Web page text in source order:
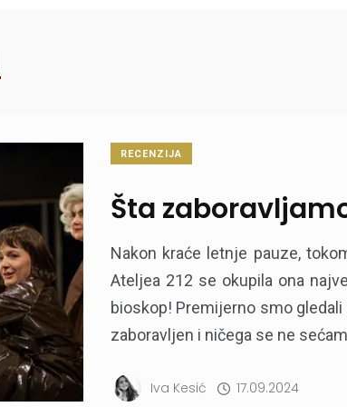
RECENZIJA
Šta
Nakon kraće letnje pauze,
Ateljea 212 se okupila ona
bioskop! Premijerno smo
zaboravljen i ničega se ne
Iva Kesić 17.09.2024